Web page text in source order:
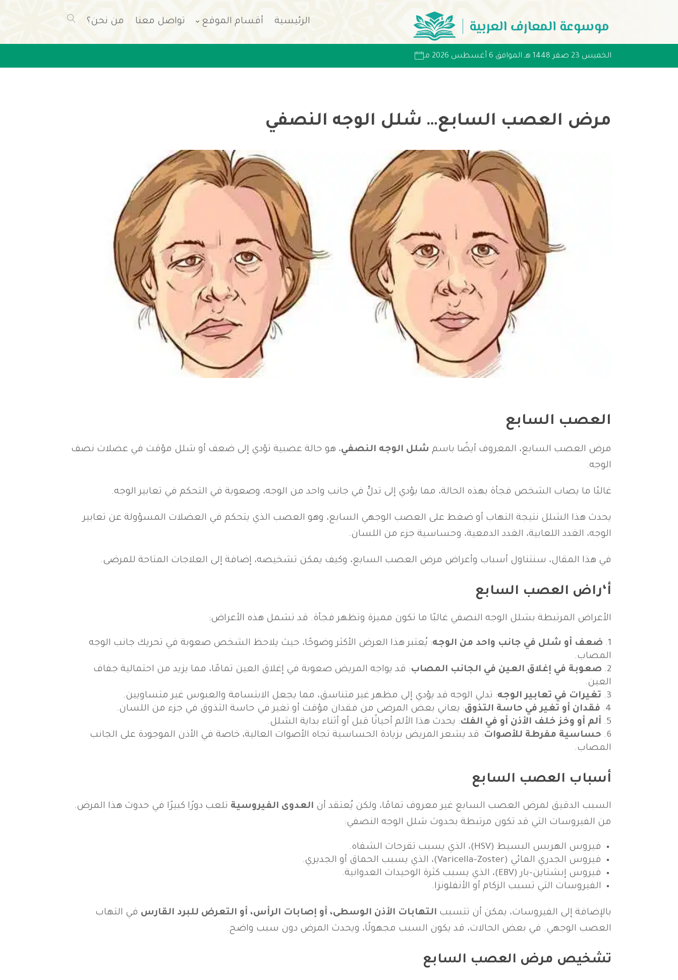
الرئيسية أقسام الموقع تواصل معنا من نحن؟
الخميس 23 صفر 1448 هـ الموافق 6 أغسطس 2026 مـ
مرض العصب السابع… شلل الوجه النصفي
العصب السابع
مرض العصب السابع، المعروف أيضًا باسم شلل الوجه النصفي، هو حالة عصبية تؤدي إلى ضعف أو شلل مؤقت في عضلات نصف
الوجه.
غالبًا ما يصاب الشخص فجأة بهذه الحالة، مما يؤدي إلى تدلٍّ في جانب واحد من الوجه، وصعوبة في التحكم في تعابير الوجه.
يحدث هذا الشلل نتيجة التهاب أو ضغط على العصب الوجهي السابع، وهو العصب الذي يتحكم في العضلات المسؤولة عن تعابير
الوجه، الغدد اللعابية، الغدد الدمعية، وحساسية جزء من اللسان.
في هذا المقال، سنتناول أسباب وأعراض مرض العصب السابع، وكيف يمكن تشخيصه، إضافة إلى العلاجات المتاحة للمرضى.
أ‘راض العصب السابع
الأعراض المرتبطة بشلل الوجه النصفي غالبًا ما تكون مميزة وتظهر فجأة. قد تشمل هذه الأعراض:
ضعف أو شلل في جانب واحد من الوجه: يُعتبر هذا العرض الأكثر وضوحًا، حيث يلاحظ الشخص صعوبة في تحريك جانب الوجه
المصاب.
صعوبة في إغلاق العين في الجانب المصاب: قد يواجه المريض صعوبة في إغلاق العين تمامًا، مما يزيد من احتمالية جفاف
العين.
تغيرات في تعابير الوجه: تدلي الوجه قد يؤدي إلى مظهر غير متناسق، مما يجعل الابتسامة والعبوس غير متساويين.
فقدان أو تغير في حاسة التذوق: يعاني بعض المرضى من فقدان مؤقت أو تغير في حاسة التذوق في جزء من اللسان.
ألم أو وخز خلف الأذن أو في الفك: يحدث هذا الألم أحيانًا قبل أو أثناء بداية الشلل.
حساسية مفرطة للأصوات: قد يشعر المريض بزيادة الحساسية تجاه الأصوات العالية، خاصة في الأذن الموجودة على الجانب
المصاب.
أسباب العصب السابع
السبب الدقيق لمرض العصب السابع غير معروف تمامًا، ولكن يُعتقد أن العدوى الفيروسية تلعب دورًا كبيرًا في حدوث هذا المرض.
من الفيروسات التي قد تكون مرتبطة بحدوث شلل الوجه النصفي:
فيروس الهربس البسيط (HSV)، الذي يسبب تقرحات الشفاه.
فيروس الجدري المائي (Varicella-Zoster)، الذي يسبب الحماق أو الجديري.
فيروس إبشتاين-بار (EBV)، الذي يسبب كثرة الوحيدات العدوانية.
الفيروسات التي تسبب الزكام أو الأنفلونزا.
بالإضافة إلى الفيروسات، يمكن أن تتسبب التهابات الأذن الوسطى، أو إصابات الرأس، أو التعرض للبرد القارس في التهاب
العصب الوجهي. في بعض الحالات، قد يكون السبب مجهولًا، ويحدث المرض دون سبب واضح.
تشخيص مرض العصب السابع